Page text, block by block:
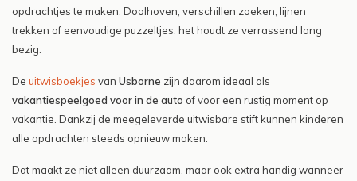
opdrachtjes te maken. Doolhoven, verschillen zoeken, lijnen
trekken of eenvoudige puzzeltjes: het houdt ze verrassend lang
bezig.
De uitwisboekjes van Usborne zijn daarom ideaal als
vakantiespeelgoed voor in de auto of voor een rustig moment op
vakantie. Dankzij de meegeleverde uitwisbare stift kunnen kinderen
alle opdrachten steeds opnieuw maken.
Dat maakt ze niet alleen duurzaam, maar ook extra handig wanneer